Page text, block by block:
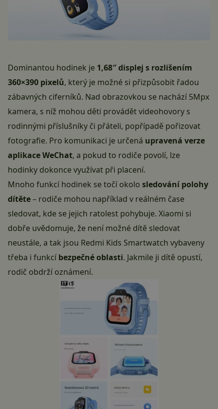
Dominantou hodinek je 1,68″ displej s rozlišením
360×390 pixelů, který je možné si přizpůsobit řadou
zábavných ciferníků. Nad obrazovkou se nachází 5Mpx
kamera, s níž mohou děti provádět videohovory s
rodinnými příslušníky či přáteli, popřípadě pořizovat
fotografie. Pro komunikaci je určená upravená verze
aplikace WeChat, a pokud to rodiče povolí, lze
hodinky dokonce využívat při placení.
Mnoho funkcí hodinek se točí okolo sledování polohy
dítěte– rodiče mohou například v reálném čase
sledovat, kde se jejich ratolest pohybuje. Xiaomi si
dobře uvědomuje, že není možné dítě sledovat
neustále, a tak jsou Redmi Kids Smartwatch vybaveny
třeba i funkcí bezpečné oblasti. Jakmile ji dítě opustí,
rodič obdrží oznámení.